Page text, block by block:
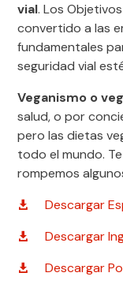
vial. Los
convertido a las
fundamentales
seguridad vial
Veganismo o
salud, o por
pero las dietas
todo el mundo.
rompemos
Descargar
Descargar
Descargar